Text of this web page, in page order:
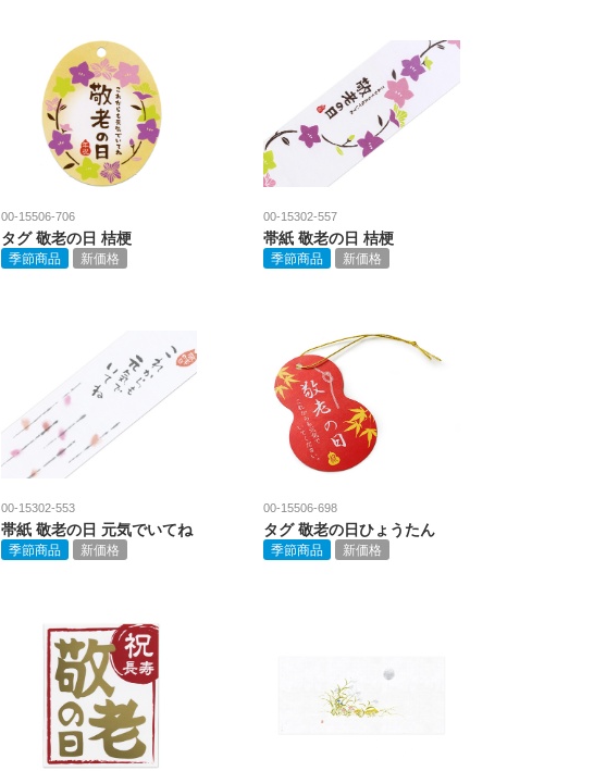
00-15506-706
タグ 敬老の日 桔梗
季節商品 新価格
00-15302-557
帯紙 敬老の日 桔梗
季節商品 新価格
00-15302-553
帯紙 敬老の日 元気でいてね
季節商品 新価格
00-15506-698
タグ 敬老の日ひょうたん
季節商品 新価格